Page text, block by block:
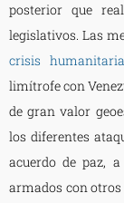
posterior que
legislativos. Las
crisis humanitaria
limítrofe con
de gran valor
los diferentes
acuerdo de paz,
armados con otros